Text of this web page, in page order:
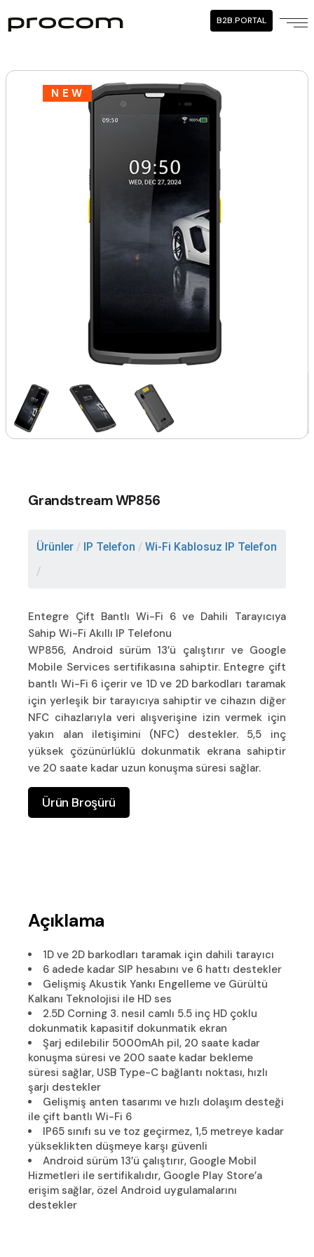
B2B.PORTAL
NEW
Grandstream WP856
Ürünler / IP Telefon / Wi-Fi Kablosuz IP Telefon
/
Entegre Çift Bantlı Wi-Fi 6 ve Dahili Tarayıcıya
Sahip Wi-Fi Akıllı IP Telefonu
WP856, Android sürüm 13’ü çalıştırır ve Google
Mobile Services sertifikasına sahiptir. Entegre çift
bantlı Wi-Fi 6 içerir ve 1D ve 2D barkodları taramak
için yerleşik bir tarayıcıya sahiptir ve cihazın diğer
NFC cihazlarıyla veri alışverişine izin vermek için
yakın alan iletişimini (NFC) destekler. 5,5 inç
yüksek çözünürlüklü dokunmatik ekrana sahiptir
ve 20 saate kadar uzun konuşma süresi sağlar.
Ürün Broşürü
Açıklama
1D ve 2D barkodları taramak için dahili tarayıcı
6 adede kadar SIP hesabını ve 6 hattı destekler
Gelişmiş Akustik Yankı Engelleme ve Gürültü
Kalkanı Teknolojisi ile HD ses
2.5D Corning 3. nesil camlı 5.5 inç HD çoklu
dokunmatik kapasitif dokunmatik ekran
Şarj edilebilir 5000mAh pil, 20 saate kadar
konuşma süresi ve 200 saate kadar bekleme
süresi sağlar, USB Type-C bağlantı noktası, hızlı
şarjı destekler
Gelişmiş anten tasarımı ve hızlı dolaşım desteği
ile çift bantlı Wi-Fi 6
IP65 sınıfı su ve toz geçirmez, 1,5 metreye kadar
yükseklikten düşmeye karşı güvenli
Android sürüm 13’ü çalıştırır, Google Mobil
Hizmetleri ile sertifikalıdır, Google Play Store’a
erişim sağlar, özel Android uygulamalarını
destekler